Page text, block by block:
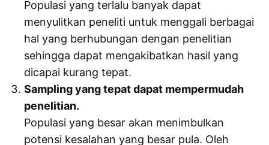
Populasi yang terlalu banyak dapat
menyulitkan peneliti untuk menggali berbagai
hal yang berhubungan dengan penelitian
sehingga dapat mengakibatkan hasil yang
dicapai kurang tepat.
Sampling yang tepat dapat mempermudah
penelitian.
Populasi yang besar akan menimbulkan
potensi kesalahan yang besar pula. Oleh